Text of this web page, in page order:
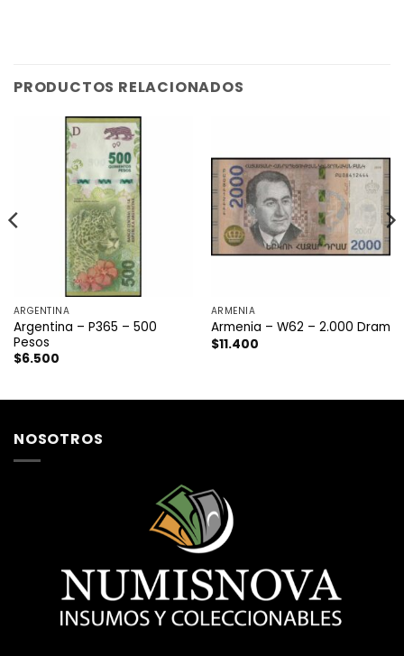
PRODUCTOS RELACIONADOS
ARGENTINA
Argentina – P365 – 500
Pesos
$6.500
ARMENIA
Armenia – W62 – 2.000 Dram
$11.400
NOSOTROS